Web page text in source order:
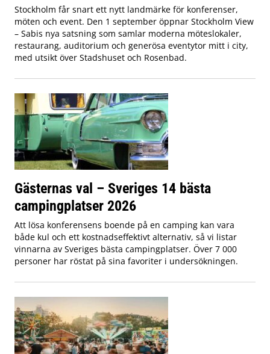
Stockholm får snart ett nytt landmärke för konferenser,
möten och event. Den 1 september öppnar Stockholm View
– Sabis nya satsning som samlar moderna möteslokaler,
restaurang, auditorium och generösa eventytor mitt i city,
med utsikt över Stadshuset och Rosenbad.
Gästernas val – Sveriges 14 bästa
campingplatser 2026
Att lösa konferensens boende på en camping kan vara
både kul och ett kostnadseffektivt alternativ, så vi listar
vinnarna av Sveriges bästa campingplatser. Över 7 000
personer har röstat på sina favoriter i undersökningen.